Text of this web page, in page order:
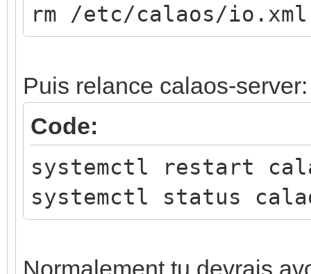
rm /etc/calaos/
Puis relance calaos-server:
Code:
systemctl restart
systemctl status
Normalement tu devrais